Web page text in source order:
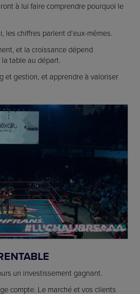
à lui faire comprendre pourquoi le
les chiffres parlent d’eux-mêmes.
et la croissance dépend
table au départ.
et gestion, et apprendre à valoriser
un investissement gagnant.
compte. Le marché et vos clients